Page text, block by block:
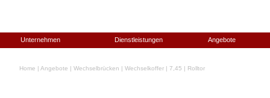
Unternehmen Dienstleistungen Angebote
Home | Angebote | Wechselbrücken | Wechselkoffer | 7,45 | Rolltor